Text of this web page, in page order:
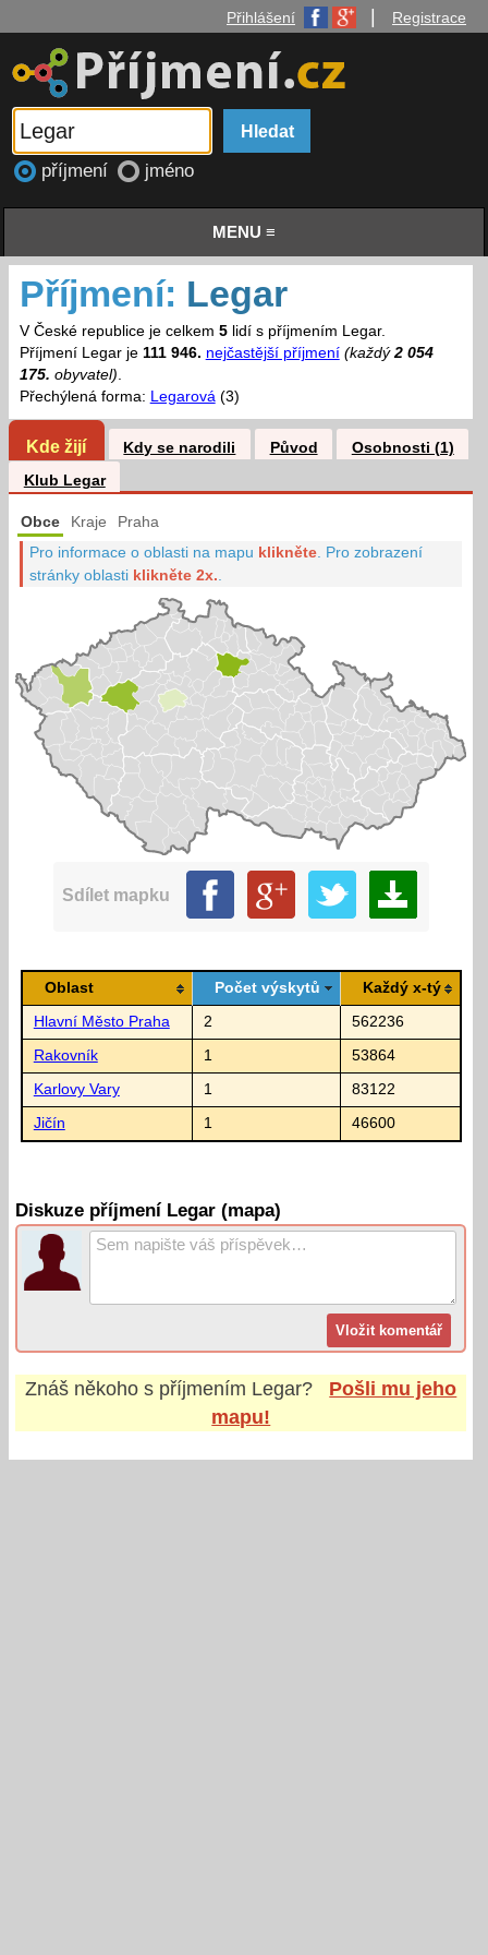
Přihlášení Registrace
příjmení jméno
MENU ≡
Příjmení: Legar
V České republice je celkem 5lidí s příjmením Legar.
Příjmení Legar je 111 946. nejčastější příjmení (každý2 054
175. obyvatel).
Přechýlená forma: Legarová(3)
Kde žijí Kdy se narodili Původ
Osobnosti (1)
Klub Legar
Obce Kraje Praha
Pro informace o oblasti na mapu klikněte Pro zobrazení
stránky oblasti klikněte 2x.
Sdílet mapku
Oblast Počet výskytů Každý x-tý
Hlavní Město Praha 2 562236
Rakovník 1 53864
Karlovy Vary 1 83122
Jičín 1 46600
Diskuze příjmení Legar (mapa)
Znáš někoho s příjmením Legar?
Pošli mu jeho
mapu!